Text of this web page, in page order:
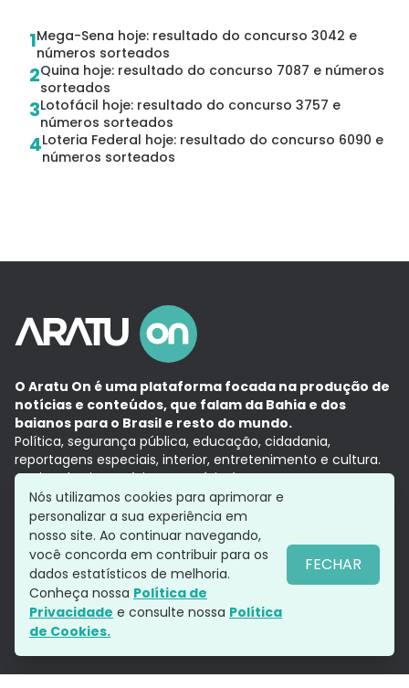
1Mega-Sena hoje: resultado do concurso 3042 e
números sorteados
2Quina hoje: resultado do concurso 7087 e números
sorteados
3Lotofácil hoje: resultado do concurso 3757 e
números sorteados
4Loteria Federal hoje: resultado do concurso 6090 e
números sorteados
O Aratu On é uma plataforma focada na produção de
notícias e conteúdos, que falam da Bahia e dos
baianos para o Brasil e resto do mundo.
Política, segurança pública, educação, cidadania,
reportagens especiais, interior, entretenimento e cultura.
Aqui, tudo vira notícia e a notícia é no tempo presente,
com a credibilidade do Grupo Aratu.
Grupo Aratu
Política de privacidade
Siga-nos
Nós utilizamos cookies para aprimorar e
personalizar a sua experiência em
nosso site. Ao continuar navegando,
você concorda em contribuir para os
dados estatísticos de melhoria.
Conheça nossa Política de
Privacidade e consulte nossa Política
de Cookies.
FECHAR